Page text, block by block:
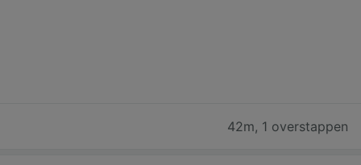
42m, 1 overstappen